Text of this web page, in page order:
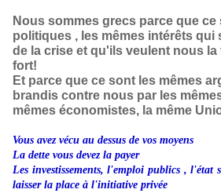
Nous sommes grecs parce que ce
politiques , les mêmes intérêts
de la crise et qu'ils veulent nous la
fort!
Et parce que ce sont les mêmes
brandis contre nous par les
mêmes économistes, la même
Vous avez vécu au dessus de vos moyens
La dette vous devez la payer
Les investissements, l'emploi publics , l'état
laisser la place à l'initiative privée